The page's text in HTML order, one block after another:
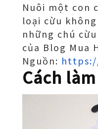
Nuôi một con
loại cừu
những chú
của Blog Mua
Nguồn:
Cách